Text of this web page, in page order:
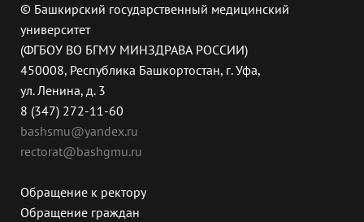
© Башкирский государственный медицинский
университет
(ФГБОУ ВО БГМУ МИНЗДРАВА РОССИИ)
450008, Республика Башкортостан, г. Уфа,
ул. Ленина, д. 3
8 (347) 272-11-60
bashsmu@yandex.ru
rectorat@bashgmu.ru
Обращение к ректору
Обращение граждан